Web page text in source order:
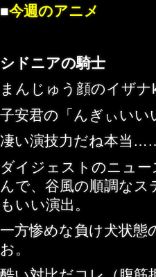
■今週のアニメ
シドニアの騎士
まんじゅう顔のイザナ
子安君の「んぎぃいい
凄い演技力だね本当
ダイジェストのニュ
んで、谷風の順調な
もいい演出。
一方惨めな負け犬状
お。